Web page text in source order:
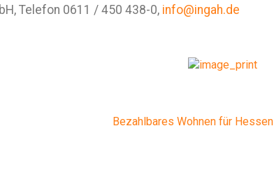
Telefon 0611 / 450 438-0, info@ingah.de
Bezahlbares Wohnen für Hessen